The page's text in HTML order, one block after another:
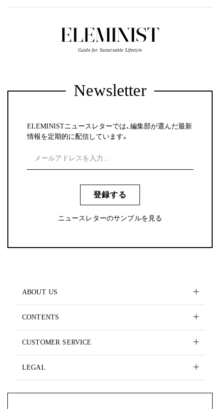
Guide for Sustainable Lifestyle
Newsletter
ELEMINISTニュースレターでは、編集部が選んだ最新
情報を定期的に配信しています。
登録する
ニュースレターのサンプルを見る
ABOUT US
CONTENTS
CUSTOMER SERVICE
LEGAL